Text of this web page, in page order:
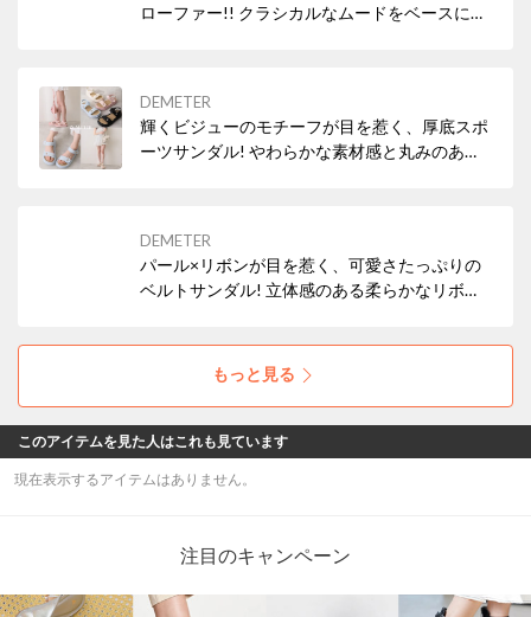
ローファー!! クラシカルなムードをベースに、
DEMETER
輝くビジューのモチーフが目を惹く、厚底スポ
ーツサンダル! やわらかな素材感と丸みのある
DEMETER
パール×リボンが目を惹く、可愛さたっぷりの
ベルトサンダル! 立体感のある柔らかなリボン
すい1足です☆もっと見る
このアイテムを見た人はこれも見ています
現在表示するアイテムはありません。
注目のキャンペーン